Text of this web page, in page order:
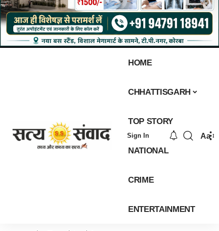
HOME
CHHATTISGARH
TOP STORY
NATIONAL
CRIME
ENTERTAINMENT
Sign In Aa